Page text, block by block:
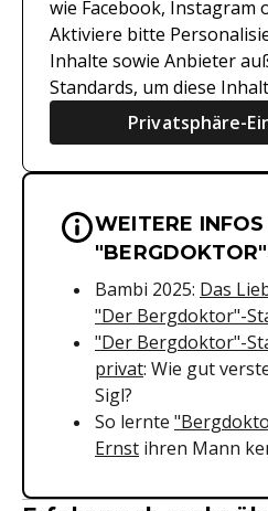
wie Facebook, Instagram
Aktiviere bitte
Inhalte sowie Anbieter
Standards, um diese
Privatsphäre-
Wichtige
WEITERE
Bambi 2025: Das
"Der Bergdoktor"-
"Der Bergdoktor"-
privat: Wie gut
Sigl?
So lernte
Ernst ihren Mann